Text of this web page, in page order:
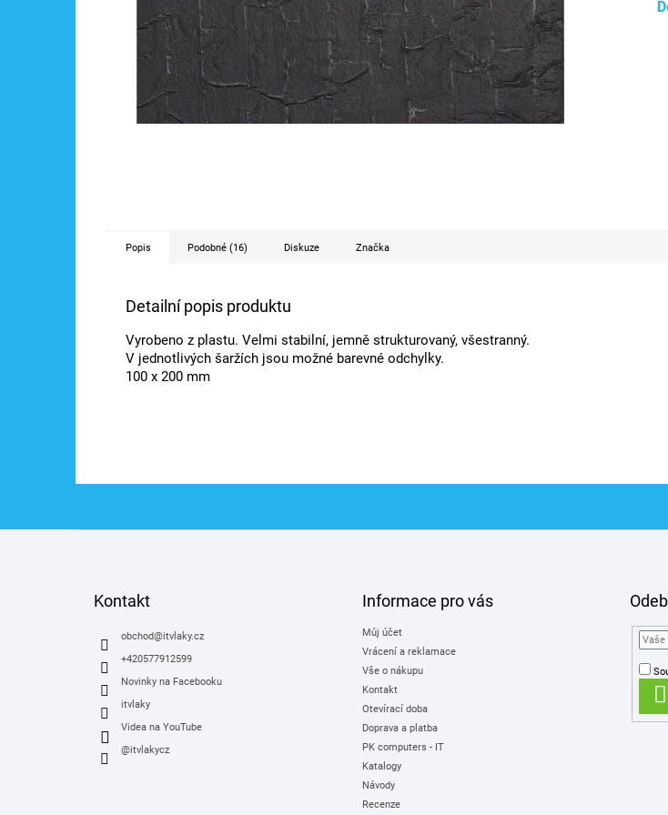
Popis Podobné (16) Diskuze Značka
Detailní popis produktu
Vyrobeno z plastu. Velmi stabilní, jemně strukturovaný, všestranný.
V jednotlivých šaržích jsou možné barevné odchylky.
100 x 200 mm
Kontakt
obchod@itvlaky.cz
+420577912599
Novinky na Facebooku
itvlaky
Videa na YouTube
@itvlakycz
Informace pro vás
Můj účet
Vrácení a reklamace
Vše o nákupu
Kontakt
Otevírací doba
Doprava a platba
PK computers - IT
Katalogy
Návody
Recenze